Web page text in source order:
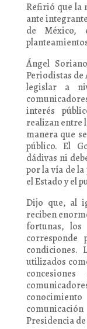
Refirió que la
ante
de México,
Ángel
Periodistas de
legislar a
interés
realizan entre
manera que
público. El
dádivas ni
por la vía de
el Estado y el
Dijo que, al
reciben
fortunas,
corresponde
condiciones.
utilizados
Presidencia